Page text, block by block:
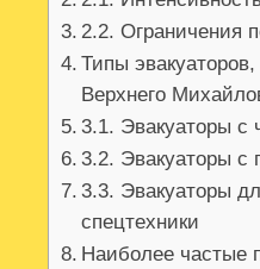
2.2. Ограничения
Типы
Верхнего
3.1. Эвакуаторы с
3.2. Эвакуаторы с
3.3. Эвакуаторы
спецтехники
Наиболее частые